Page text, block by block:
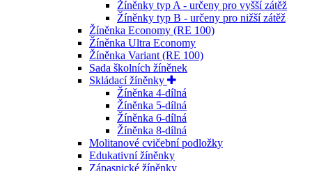
Žíněnky typ A - určeny pro vyšší zátěž
Žíněnky typ B - určeny pro nižší zátěž
Žíněnka Economy (RE 100)
Žíněnka Ultra Economy
Žíněnka Variant (RE 100)
Sada školních žíněnek
Skládací žíněnky
Žíněnka 4-dílná
Žíněnka 5-dílná
Žíněnka 6-dílná
Žíněnka 8-dílná
Molitanové cvičební podložky
Edukativní žíněnky
Zápasnické žíněnky